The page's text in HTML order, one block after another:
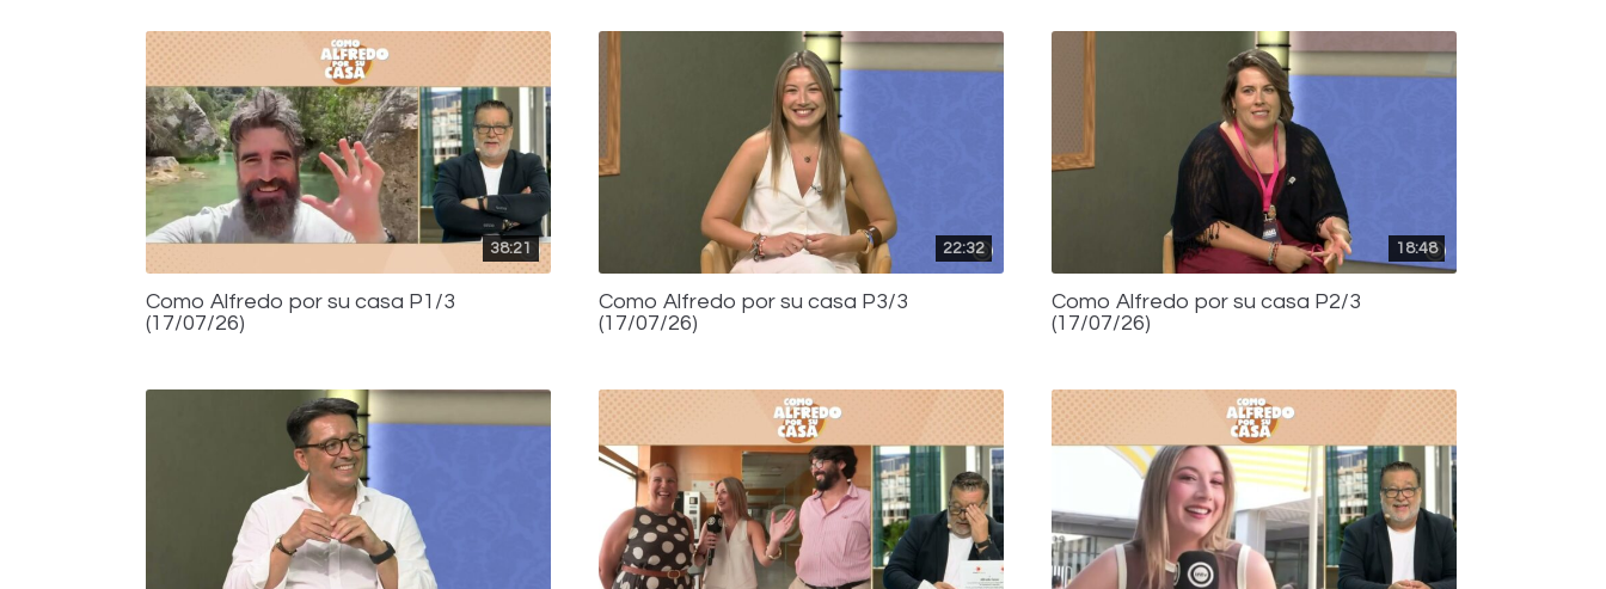
38:21
Como Alfredo por su casa P1/3
(17/07/26)
22:32
Como Alfredo por su casa P3/3
(17/07/26)
18:48
Como Alfredo por su casa P2/3
(17/07/26)